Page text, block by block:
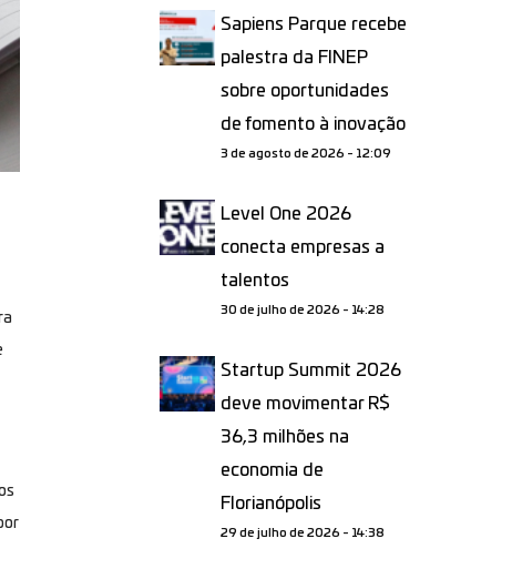
Sapiens Parque recebe
palestra da FINEP
sobre oportunidades
de fomento à inovação
3 de agosto de 2026 - 12:09
Level One 2026
conecta empresas a
talentos
30 de julho de 2026 - 14:28
Startup Summit 2026
deve movimentar R$
36,3 milhões na
economia de
Florianópolis
29 de julho de 2026 - 14:38